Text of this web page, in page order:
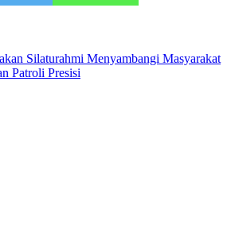
Silaturahmi Menyambangi Masyarakat
Patroli Presisi